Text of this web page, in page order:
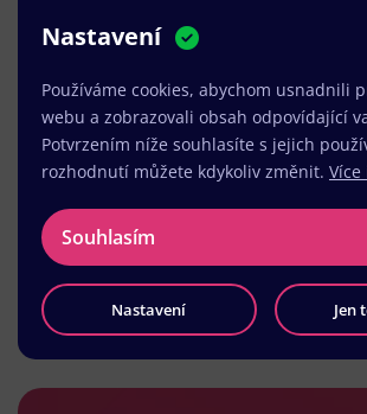
Načíst další
Nastavení
Používáme cookies, abychom usnadnili
webu a zobrazovali obsah odpovídající
Potvrzením níže souhlasíte s jejich
rozhodnutí můžete kdykoliv změnit.
Souhlasím
Nastavení Jen